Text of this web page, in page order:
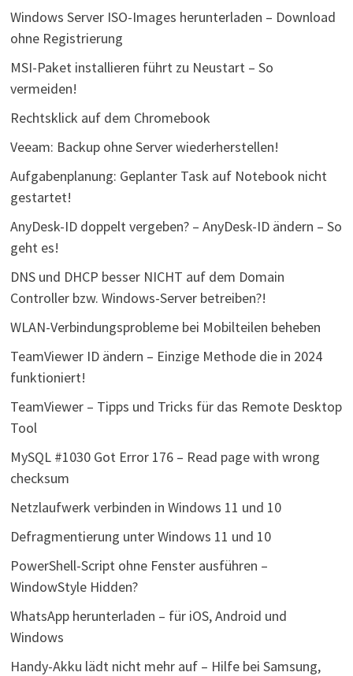
Windows Server ISO-Images herunterladen – Download
ohne Registrierung
MSI-Paket installieren führt zu Neustart – So
vermeiden!
Rechtsklick auf dem Chromebook
Veeam: Backup ohne Server wiederherstellen!
Aufgabenplanung: Geplanter Task auf Notebook nicht
gestartet!
AnyDesk-ID doppelt vergeben? – AnyDesk-ID ändern – So
geht es!
DNS und DHCP besser NICHT auf dem Domain
Controller bzw. Windows-Server betreiben?!
WLAN-Verbindungsprobleme bei Mobilteilen beheben
TeamViewer ID ändern – Einzige Methode die in 2024
funktioniert!
TeamViewer – Tipps und Tricks für das Remote Desktop
Tool
MySQL #1030 Got Error 176 – Read page with wrong
checksum
Netzlaufwerk verbinden in Windows 11 und 10
Defragmentierung unter Windows 11 und 10
PowerShell-Script ohne Fenster ausführen –
WindowStyle Hidden?
WhatsApp herunterladen – für iOS, Android und
Windows
Handy-Akku lädt nicht mehr auf – Hilfe bei Samsung,